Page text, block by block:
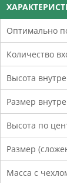
Оптимально
Количество
Высота
Размер
Высота по
Размер
Масса с